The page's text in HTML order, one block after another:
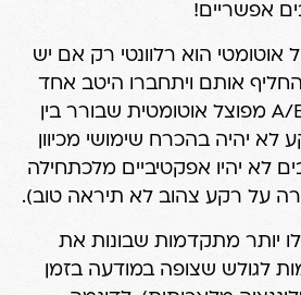
אוטומטי הוא רלוונטי רק אם יש
אותם ויתחברו היטב אחד
עם השני. לכן מבחן A/B מפוצל אוטומטית שבורר בין
לא יהיה בהכרח שימושי מכיוון
לא יהיו אפקטיביים מלכתחילה
על רקע צהוב לא תיראה טוב).
יותר מתקדמות שבונות את
לגולש שצופה במודעה בזמן